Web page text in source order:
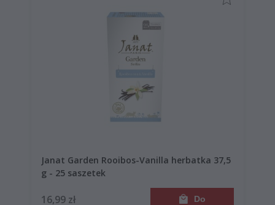
Janat Garden Rooibos-Vanilla herbatka 37,5
g - 25 saszetek
16,99 zł
Do